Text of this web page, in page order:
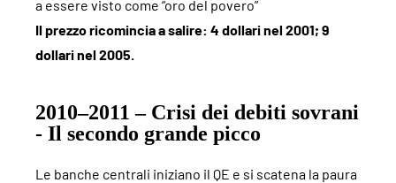
a essere visto come “oro del povero”
Il prezzo ricomincia a salire: 4 dollari nel 2001; 9
dollari nel 2005.
2010–2011 – Crisi dei debiti sovrani
- Il secondo grande picco
Le banche centrali iniziano il QE e si scatena la paura